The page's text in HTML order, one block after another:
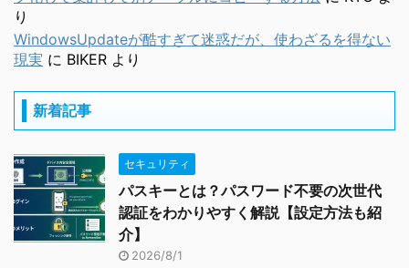
り
WindowsUpdateが酷すぎて迷惑だが、使わざるを得ない
現実 に BIKER より
新着記事
セキュリティ
パスキーとは？パスワード不要の次世代
認証をわかりやすく解説【設定方法も紹
介】
2026/8/1